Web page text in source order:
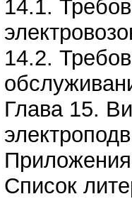
14.1.
14.2.
Глава 15.
Приложения
Список